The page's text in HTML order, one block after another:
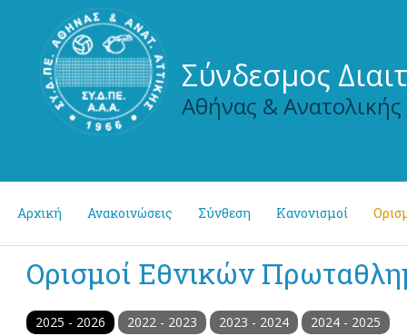
Σύνδεσμος
Αθήνας & Ανατολικής
Αρχική Ανακοινώσεις Σύνθεση Κανονισμοί
Ορισμοί Εθνικών
2025 - 2026 2022 - 2023 2023 - 2024
2024 - 2025